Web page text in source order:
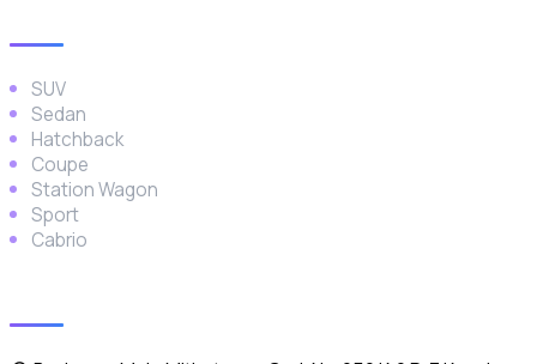
SUV
Sedan
Hatchback
Coupe
Station Wagon
Sport
Cabrio